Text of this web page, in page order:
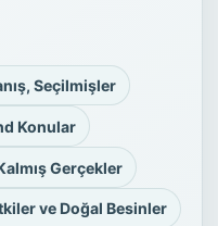
Seçilmişler
Konular
Gerçekler
ve Doğal Besinler